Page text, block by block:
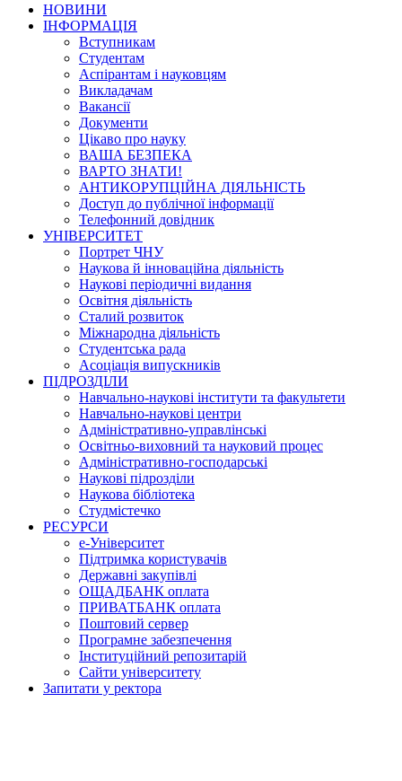
НОВИНИ
ІНФОРМАЦІЯ
Вступникам
Студентам
Аспірантам і науковцям
Викладачам
Вакансії
Документи
Цікаво про науку
ВАША БЕЗПЕКА
ВАРТО ЗНАТИ!
АНТИКОРУПЦІЙНА ДІЯЛЬНІСТЬ
Доступ до публічної інформації
Телефонний довідник
УНІВЕРСИТЕТ
Портрет ЧНУ
Наукова й інноваційна діяльність
Наукові періодичні видання
Освітня діяльність
Сталий розвиток
Міжнародна діяльність
Студентська рада
Асоціація випускників
ПІДРОЗДІЛИ
Навчально-наукові інститути та факультети
Навчально-наукові центри
Адміністративно-управлінські
Освітньо-виховний та науковий процес
Адміністративно-господарські
Наукові підрозділи
Наукова бібліотека
Студмістечко
РЕСУРСИ
е-Університет
Підтримка користувачів
Державні закупівлі
ОЩАДБАНК оплата
ПРИВАТБАНК оплата
Поштовий сервер
Програмне забезпечення
Інституційний репозитарій
Сайти університету
Запитати у ректора